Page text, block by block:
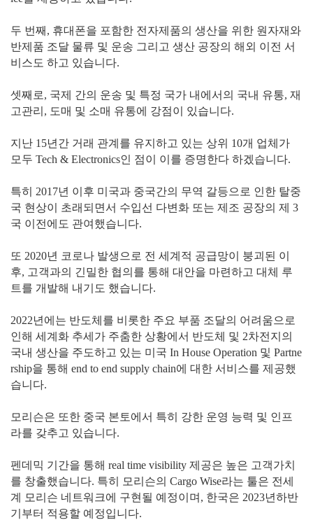
두 번째, 휴대폰을 포함한 전자제품의 생산을 위한 원자재와
반제품 조달 물류 및 운송 그리고 생산 공장의 해외 이전 서
비스도 하고 있습니다.
셋째로, 국제 간의 운송 및 특정 국가 내에서의 국내 유통, 재
고관리, 도매 및 소매 유통에 강점이 있습니다.
지난 15년간 거래 관계를 유지하고 있는 상위 10개 업체가
모두 Tech & Electronics인 점이 이를 증명한다 하겠습니다.
특히 2017년 이후 미국과 중국간의 무역 갈등으로 인한 탈중
국 현상이 초래되면서 수입선 다변화 또는 제조 공장의 제 3
국 이전에도 관여했습니다.
또 2020년 코로나 발생으로 전 세계적 공급망이 붕괴된 이
후, 고객과의 긴밀한 협의를 통해 대안을 마련하고 대체 루
트를 개발해 내기도 했습니다.
2022년에는 반도체를 비롯한 주요 부품 조달의 어려움으로
인해 세계화 추세가 주춤한 상황에서 반도체 및 2차전지의
국내 생산을 주도하고 있는 미국 In House Operation 및 Partne
rship을 통해 end to end supply chain에 대한 서비스를 제공했
습니다.
모리슨은 또한 중국 본토에서 특히 강한 운영 능력 및 인프
라를 갖추고 있습니다.
펜데믹 기간을 통해 real time visibility 제공은 높은 고객가치
를 창출했습니다. 특히 모리슨의 Cargo Wise라는 툴은 전세
계 모리슨 네트워크에 구현될 예정이며, 한국은 2023년하반
기부터 적용할 예정입니다.